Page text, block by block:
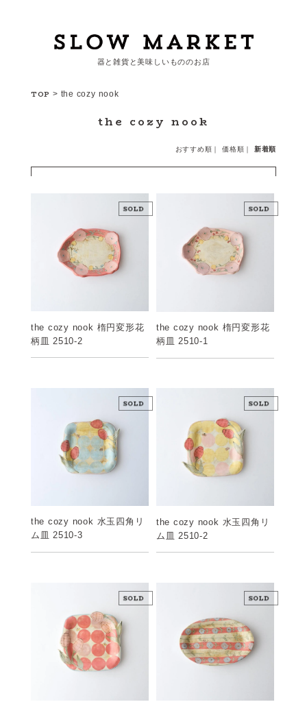
カートを見る
カテゴリーから探す
ログイン
お問い合わせ
器と雑貨と美味しいもののお店
TOP > the cozy nook
the cozy nook
おすすめ順 ｜価格順 ｜ 新着順
the cozy nook 楕円変形花
柄皿 2510-2
the cozy nook 楕円変形花
柄皿 2510-1
the cozy nook 水玉四角リ
ム皿 2510-3
the cozy nook 水玉四角リ
ム皿 2510-2